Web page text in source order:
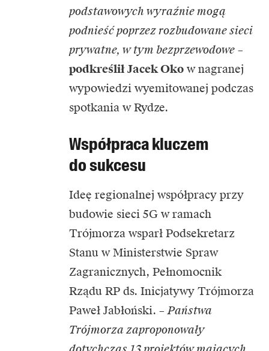
podstawowych wyraźnie mogą
podnieść poprzez rozbudowane sieci
prywatne, w tym bezprzewodowe –
podkreślił Jacek Oko w nagranej
wypowiedzi wyemitowanej podczas
spotkania w Rydze.
Współpraca kluczem
do sukcesu
Ideę regionalnej współpracy przy
budowie sieci 5G w ramach
Trójmorza wsparł Podsekretarz
Stanu w Ministerstwie Spraw
Zagranicznych, Pełnomocnik
Rządu RP ds. Inicjatywy Trójmorza
Paweł Jabłoński. –Państwa
Trójmorza zaproponowały